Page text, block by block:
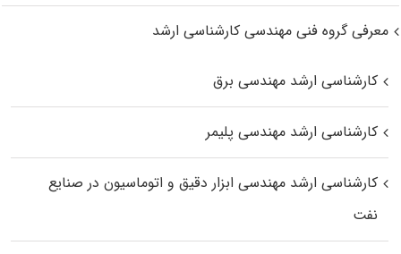
معرفی گروه فنی مهندسی کارشناسی ارشد
کارشناسی ارشد مهندسی برق
کارشناسی ارشد مهندسی پلیمر
کارشناسی ارشد مهندسی ابزار دقیق و اتوماسیون در صنایع
نفت